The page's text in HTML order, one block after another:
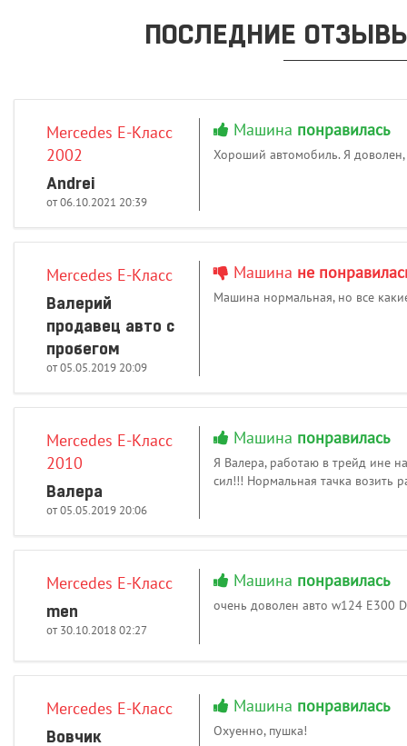
ПОСЛЕДНИЕ
Mercedes E-Класс
2002
Andrei
от 06.10.2021 20:39
Машина понравилась
Хороший автомобиль. Я
Mercedes E-Класс
Валерий
продавец авто с
пробегом
от 05.05.2019 20:09
Машина не
Машина нормальная, но все
Mercedes E-Класс
2010
Валера
от 05.05.2019 20:06
Машина понравилась
Я Валера, работаю в трейд ине
сил!!! Нормальная тачка возить
Mercedes E-Класс
men
от 30.10.2018 02:27
Машина понравилась
очень доволен авто w124 E300
Mercedes E-Класс
Вовчик
Машина понравилась
Охуенно, пушка!